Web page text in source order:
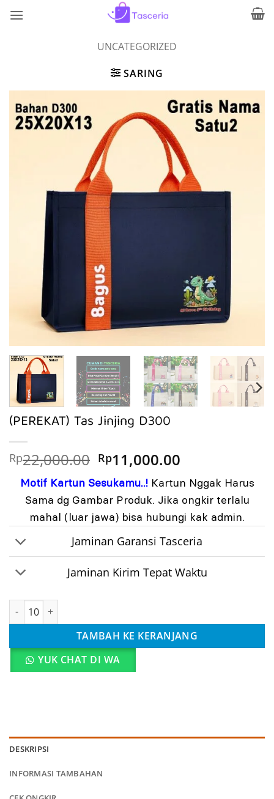
UNCATEGORIZED
SARING
(PEREKAT) Tas Jinjing D300
Rp22,000.00 Harga
aslinya
adalah:
Rp22,000.00.
Rp11,000.00
ini
adalah:
Rp11,000.00.
Motif Kartun Sesukamu..!Kartun Nggak Harus
Sama dg Gambar Produk. Jika ongkir terlalu
mahal (luar jawa) bisa hubungi kak admin.
Jaminan Garansi Tasceria
Jaminan Kirim Tepat Waktu
Kuantitas (PEREKAT) Tas Jinjing D300
TAMBAH KE KERANJANG
YUK CHAT DI WA
DESKRIPSI
INFORMASI TAMBAHAN